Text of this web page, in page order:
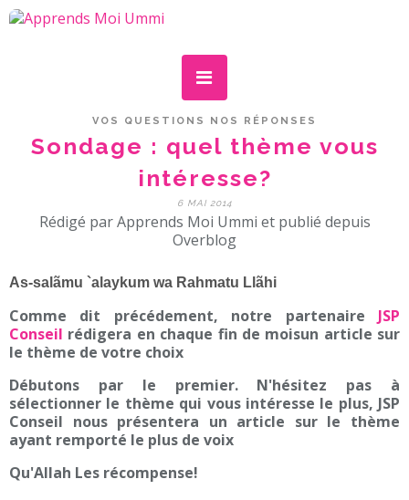
VOS QUESTIONS NOS RÉPONSES
Sondage : quel thème vous
intéresse?
6 MAI 2014
Rédigé par Apprends Moi Ummi et publié depuis
Overblog
As-salãmu `alaykum wa Rahmatu Llãhi
Comme dit précédement, notre partenaire JSP
Conseil rédigera en chaque fin de moisun article sur
le thème de votre choix
Débutons par le premier. N'hésitez pas à
sélectionner le thème qui vous intéresse le plus, JSP
Conseil nous présentera un article sur le thème
ayant remporté le plus de voix
Qu'Allah Les récompense!